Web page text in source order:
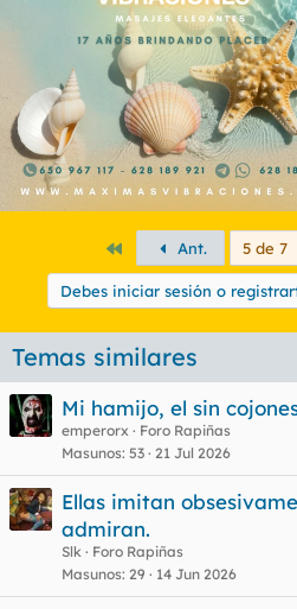
PrimeroAnt. 5 de 7
Debes iniciar sesión o
Temas similares
Mi hamijo, el sin
emperorx
Foro Rapiñas
Masunos 53 21 Jul 2026
Ellas imitan
admiran.
Slk
Foro Rapiñas
Masunos 29 14 Jun 2026